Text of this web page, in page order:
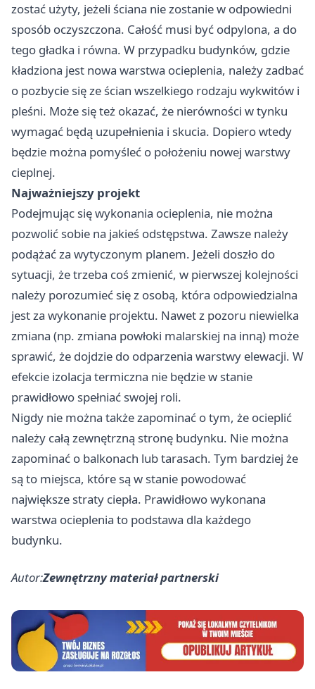
zostać użyty, jeżeli ściana nie zostanie w odpowiedni
sposób oczyszczona. Całość musi być odpylona, a do
tego gładka i równa. W przypadku budynków, gdzie
kładziona jest nowa warstwa ocieplenia, należy zadbać
o pozbycie się ze ścian wszelkiego rodzaju wykwitów i
pleśni. Może się też okazać, że nierówności w tynku
wymagać będą uzupełnienia i skucia. Dopiero wtedy
będzie można pomyśleć o położeniu nowej warstwy
cieplnej.
Najważniejszy projekt
Podejmując się wykonania ocieplenia, nie można
pozwolić sobie na jakieś odstępstwa. Zawsze należy
podążać za wytyczonym planem. Jeżeli doszło do
sytuacji, że trzeba coś zmienić, w pierwszej kolejności
należy porozumieć się z osobą, która odpowiedzialna
jest za wykonanie projektu. Nawet z pozoru niewielka
zmiana (np. zmiana powłoki malarskiej na inną) może
sprawić, że dojdzie do odparzenia warstwy elewacji. W
efekcie izolacja termiczna nie będzie w stanie
prawidłowo spełniać swojej roli.
Nigdy nie można także zapominać o tym, że ocieplić
należy całą zewnętrzną stronę budynku. Nie można
zapominać o balkonach lub tarasach. Tym bardziej że
są to miejsca, które są w stanie powodować
największe straty ciepła. Prawidłowo wykonana
warstwa ocieplenia to podstawa dla każdego
budynku.
Autor:Zewnętrzny materiał partnerski